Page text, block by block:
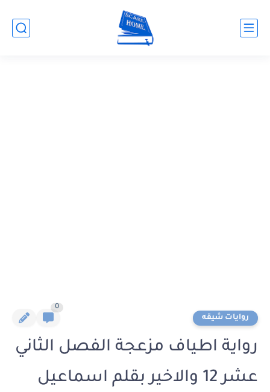
روايات شيقه
0
رواية اطياف مزعجة الفصل الثاني
عشر 12 والاخير بقلم اسماعيل